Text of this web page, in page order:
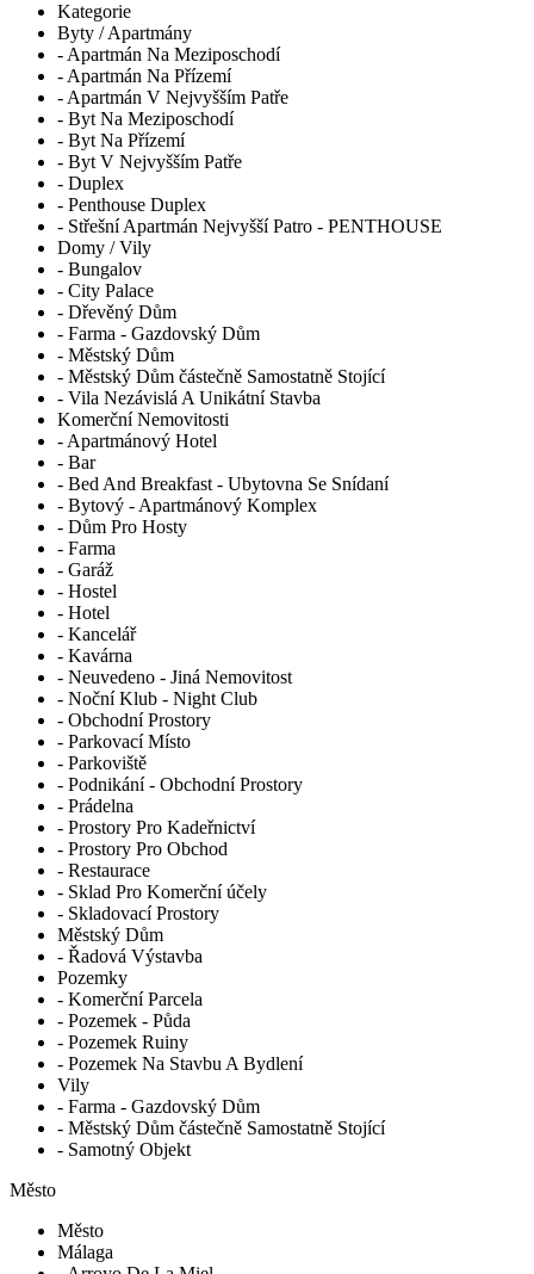
Kategorie
Byty / Apartmány
- Apartmán Na Meziposchodí
- Apartmán Na Přízemí
- Apartmán V Nejvyšším Patře
- Byt Na Meziposchodí
- Byt Na Přízemí
- Byt V Nejvyšším Patře
- Duplex
- Penthouse Duplex
- Střešní Apartmán Nejvyšší Patro - PENTHOUSE
Domy / Vily
- Bungalov
- City Palace
- Dřevěný Dům
- Farma - Gazdovský Dům
- Městský Dům
- Městský Dům částečně Samostatně Stojící
- Vila Nezávislá A Unikátní Stavba
Komerční Nemovitosti
- Apartmánový Hotel
- Bar
- Bed And Breakfast - Ubytovna Se Snídaní
- Bytový - Apartmánový Komplex
- Dům Pro Hosty
- Farma
- Garáž
- Hostel
- Hotel
- Kancelář
- Kavárna
- Neuvedeno - Jiná Nemovitost
- Noční Klub - Night Club
- Obchodní Prostory
- Parkovací Místo
- Parkoviště
- Podnikání - Obchodní Prostory
- Prádelna
- Prostory Pro Kadeřnictví
- Prostory Pro Obchod
- Restaurace
- Sklad Pro Komerční účely
- Skladovací Prostory
Městský Dům
- Řadová Výstavba
Pozemky
- Komerční Parcela
- Pozemek - Půda
- Pozemek Ruiny
- Pozemek Na Stavbu A Bydlení
Vily
- Farma - Gazdovský Dům
- Městský Dům částečně Samostatně Stojící
- Samotný Objekt
Město
Město
Málaga